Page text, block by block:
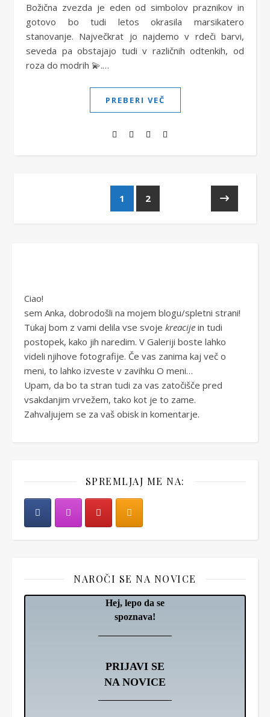
Božična zvezda je eden od simbolov praznikov in
gotovo bo tudi letos okrasila marsikatero
stanovanje. Največkrat jo najdemo v rdeči barvi,
seveda pa obstajajo tudi v različnih odtenkih, od
roza do modrih 💫.…
PREBERI VEČ
1 2
Ciao!
sem Anka, dobrodošli na mojem blogu/spletni strani!
Tukaj bom z vami delila vse svoje kreacije in tudi
postopek, kako jih naredim. V Galeriji boste lahko
videli njihove fotografije. Če vas zanima kaj več o
meni, to lahko izveste v zavihku O meni…
Upam, da bo ta stran tudi za vas zatočišče pred
vsakdanjim vrvežem, tako kot je to zame.
Zahvaljujem se za vaš obisk in komentarje.
SPREMLJAJ ME NA:
NAROČI SE NA NOVICE
Hej, lepo da se
spoznava!
PRIJAVI SE
NA NOVICE